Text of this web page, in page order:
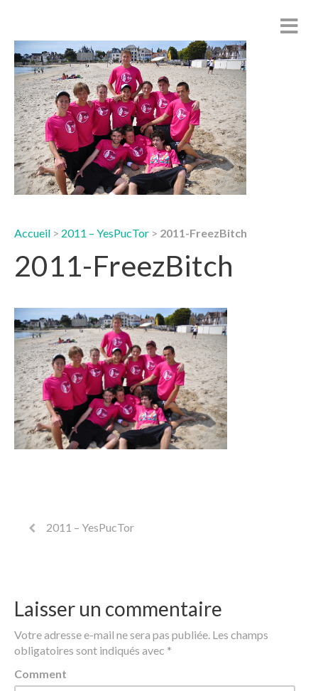
Accueil > 2011 – YesPucTor > 2011-FreezBitch
2011-FreezBitch
2011 – YesPucTor
Laisser un commentaire
Votre adresse e-mail ne sera pas publiée. Les champs
obligatoires sont indiqués avec *
Comment